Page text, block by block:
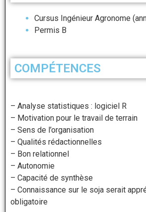
Cursus Ingénieur Agronome
Permis B
COMPÉTENCES
– Analyse statistiques : logiciel R
– Motivation pour le travail de terrain
– Sens de l’organisation
– Qualités rédactionnelles
– Bon relationnel
– Autonomie
– Capacité de synthèse
– Connaissance sur le soja serait
obligatoire